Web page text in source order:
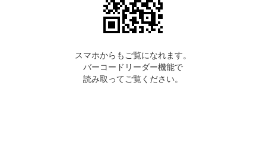
スマホからもご覧になれます。
バーコードリーダー機能で
読み取ってご覧ください。